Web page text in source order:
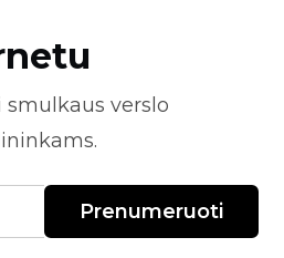
smulkaus verslo
Prenumeruoti